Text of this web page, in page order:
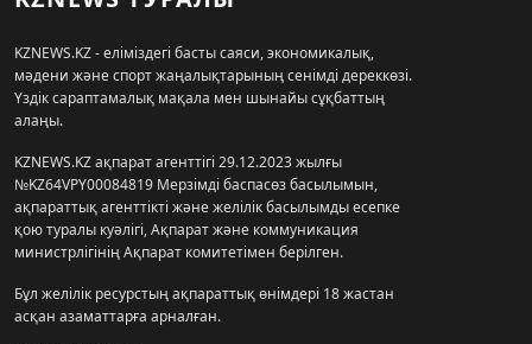
KZNEWS.KZ - еліміздегі басты саяси, экономикалық,
мәдени және спорт жаңалықтарының сенімді дереккөзі.
Үздік сараптамалық мақала мен шынайы сұқбаттың
алаңы.
KZNEWS.KZ ақпарат агенттігі 29.12.2023 жылғы
№KZ64VPY00084819 Мерзімді баспасөз басылымын,
ақпараттық агенттікті және желілік басылымды есепке
қою туралы куәлігі, Ақпарат және коммуникация
министрлігінің Ақпарат комитетімен берілген.
Бұл желілік ресурстың ақпараттық өнімдері 18 жастан
асқан азаматтарға арналған.